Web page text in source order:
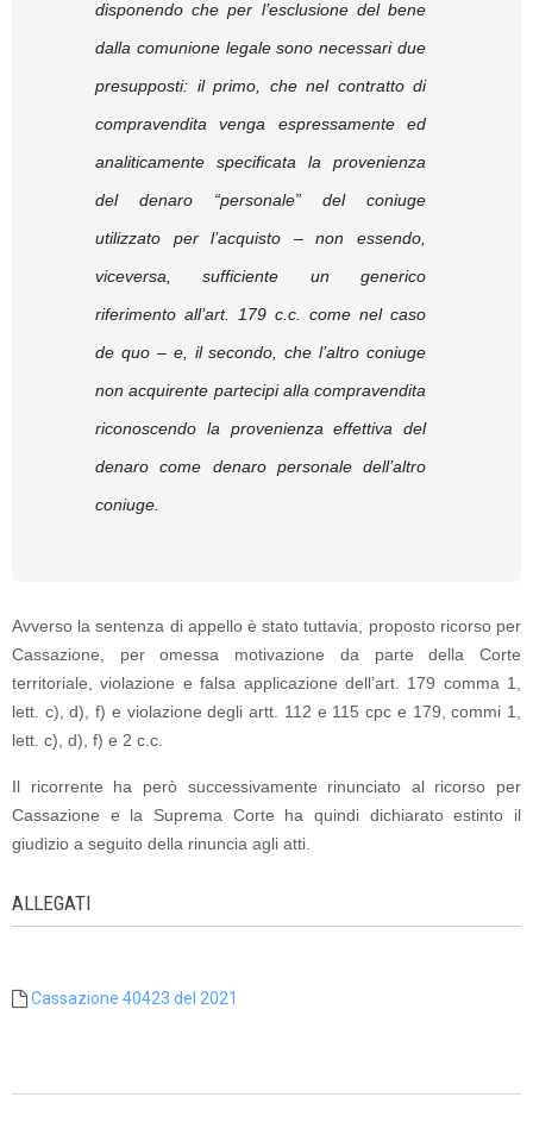
disponendo che per l’esclusione del bene
dalla comunione legale sono necessari due
presupposti: il primo, che nel contratto di
compravendita venga espressamente ed
analiticamente specificata la provenienza
del denaro “personale” del coniuge
utilizzato per l’acquisto – non essendo,
viceversa, sufficiente un generico
riferimento all’art. 179 c.c. come nel caso
de quo – e, il secondo, che l’altro coniuge
non acquirente partecipi alla compravendita
riconoscendo la provenienza effettiva del
denaro come denaro personale dell’altro
coniuge.
Avverso la sentenza di appello è stato tuttavia, proposto ricorso per
Cassazione, per omessa motivazione da parte della Corte
territoriale, violazione e falsa applicazione dell’art. 179 comma 1,
lett. c), d), f) e violazione degli artt. 112 e 115 cpc e 179, commi 1,
lett. c), d), f) e 2 c.c.
Il ricorrente ha però successivamente rinunciato al ricorso per
Cassazione e la Suprema Corte ha quindi dichiarato estinto il
giudizio a seguito della rinuncia agli atti.
ALLEGATI
Cassazione 40423 del 2021